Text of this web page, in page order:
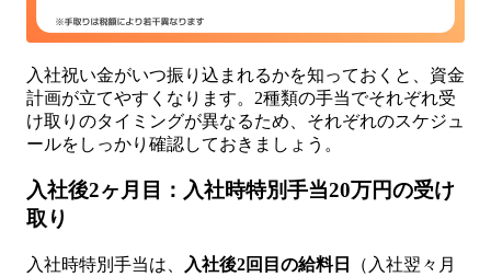
入社祝い金がいつ振り込まれるかを知っておくと、資金
計画が立てやすくなります。2種類の手当でそれぞれ受
け取りのタイミングが異なるため、それぞれのスケジュ
ールをしっかり確認しておきましょう。
入社後2ヶ月目：入社時特別手当20万円の受け
取り
入社時特別手当は、 入社後2回目の給料日
（入社翌々月